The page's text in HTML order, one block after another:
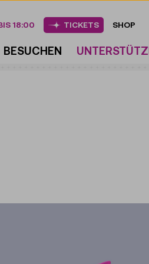
BESUCHEN
18:00 TICKETS SHOP